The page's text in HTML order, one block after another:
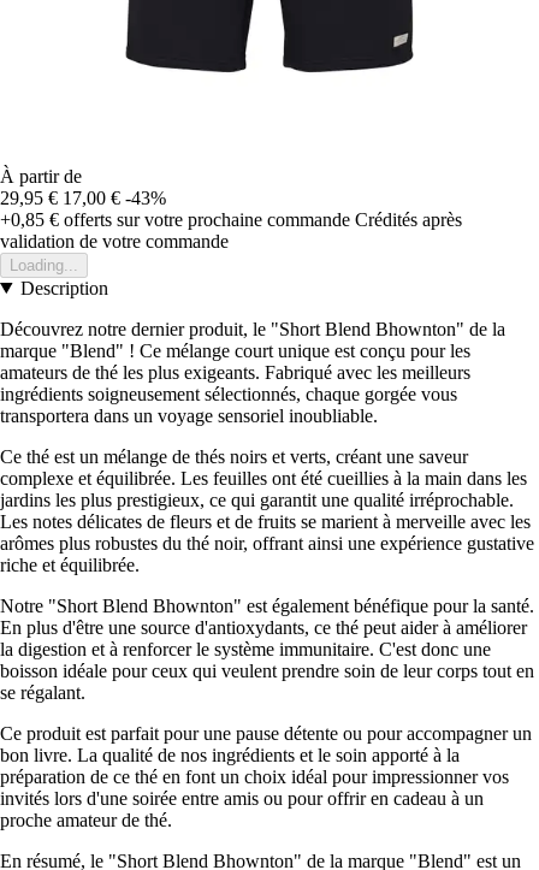
À partir de
29,95 € 17,00 € -43%
+0,85 € offerts sur votre prochaine commande Crédités après
validation de votre commande
Loading...
Description
Découvrez notre dernier produit, le "Short Blend Bhownton" de la
marque "Blend" ! Ce mélange court unique est conçu pour les
amateurs de thé les plus exigeants. Fabriqué avec les meilleurs
ingrédients soigneusement sélectionnés, chaque gorgée vous
transportera dans un voyage sensoriel inoubliable.
Ce thé est un mélange de thés noirs et verts, créant une saveur
complexe et équilibrée. Les feuilles ont été cueillies à la main dans les
jardins les plus prestigieux, ce qui garantit une qualité irréprochable.
Les notes délicates de fleurs et de fruits se marient à merveille avec les
arômes plus robustes du thé noir, offrant ainsi une expérience gustative
riche et équilibrée.
Notre "Short Blend Bhownton" est également bénéfique pour la santé.
En plus d'être une source d'antioxydants, ce thé peut aider à améliorer
la digestion et à renforcer le système immunitaire. C'est donc une
boisson idéale pour ceux qui veulent prendre soin de leur corps tout en
se régalant.
Ce produit est parfait pour une pause détente ou pour accompagner un
bon livre. La qualité de nos ingrédients et le soin apporté à la
préparation de ce thé en font un choix idéal pour impressionner vos
invités lors d'une soirée entre amis ou pour offrir en cadeau à un
proche amateur de thé.
En résumé, le "Short Blend Bhownton" de la marque "Blend" est un